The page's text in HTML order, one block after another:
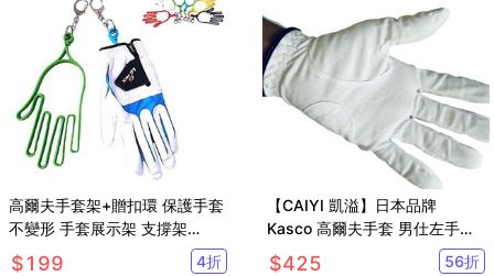
高爾夫手套架+贈扣環 保護手套
不變形 手套展示架 支撐架
【GF06001】
$199 4折
【CAIYI 凱溢】日本品牌
Kasco 高爾夫手套 男仕左手套
超纖布 戶外運動健身手套0500
$425 56折